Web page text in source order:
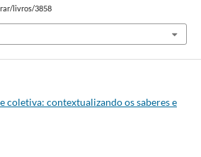
livros/3858
coletiva: contextualizando os saberes e